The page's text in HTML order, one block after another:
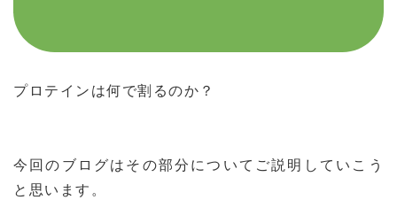
プロテインは何で割るのか？
今回のブログはその部分についてご説明していこう
と思います。